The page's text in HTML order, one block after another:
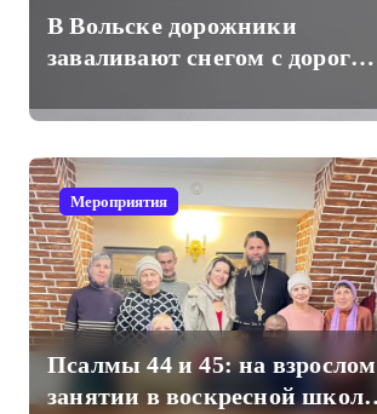
В Вольске дорожники
заваливают снегом с дорог
домам
Мероприятия
Псалмы 44 и 45: на взрослом
занятии в воскресной школе